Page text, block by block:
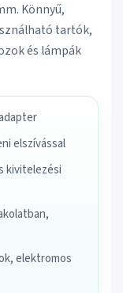
Könnyű,
tartók,
és lámpák
elszívással
kivitelezési
elektromos